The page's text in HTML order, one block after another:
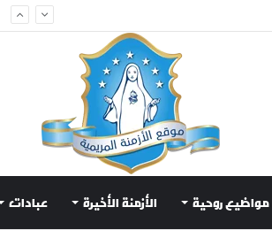
الإلهي
مواضيع روحية الأزمنة الأخيرة عبادات